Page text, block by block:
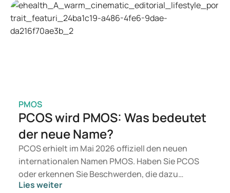
Arzt auf Basis Ihrer Gesundheit, Ihres BMI und
Ihres Medikamentengebrauchs.
PMOS
PCOS wird PMOS: Was bedeutet
der neue Name?
PCOS erhielt im Mai 2026 offiziell den neuen
internationalen Namen PMOS. Haben Sie PCOS
oder erkennen Sie Beschwerden, die dazu
passen? Medizinisch ändert sich vorerst nichts.
Lies weiter